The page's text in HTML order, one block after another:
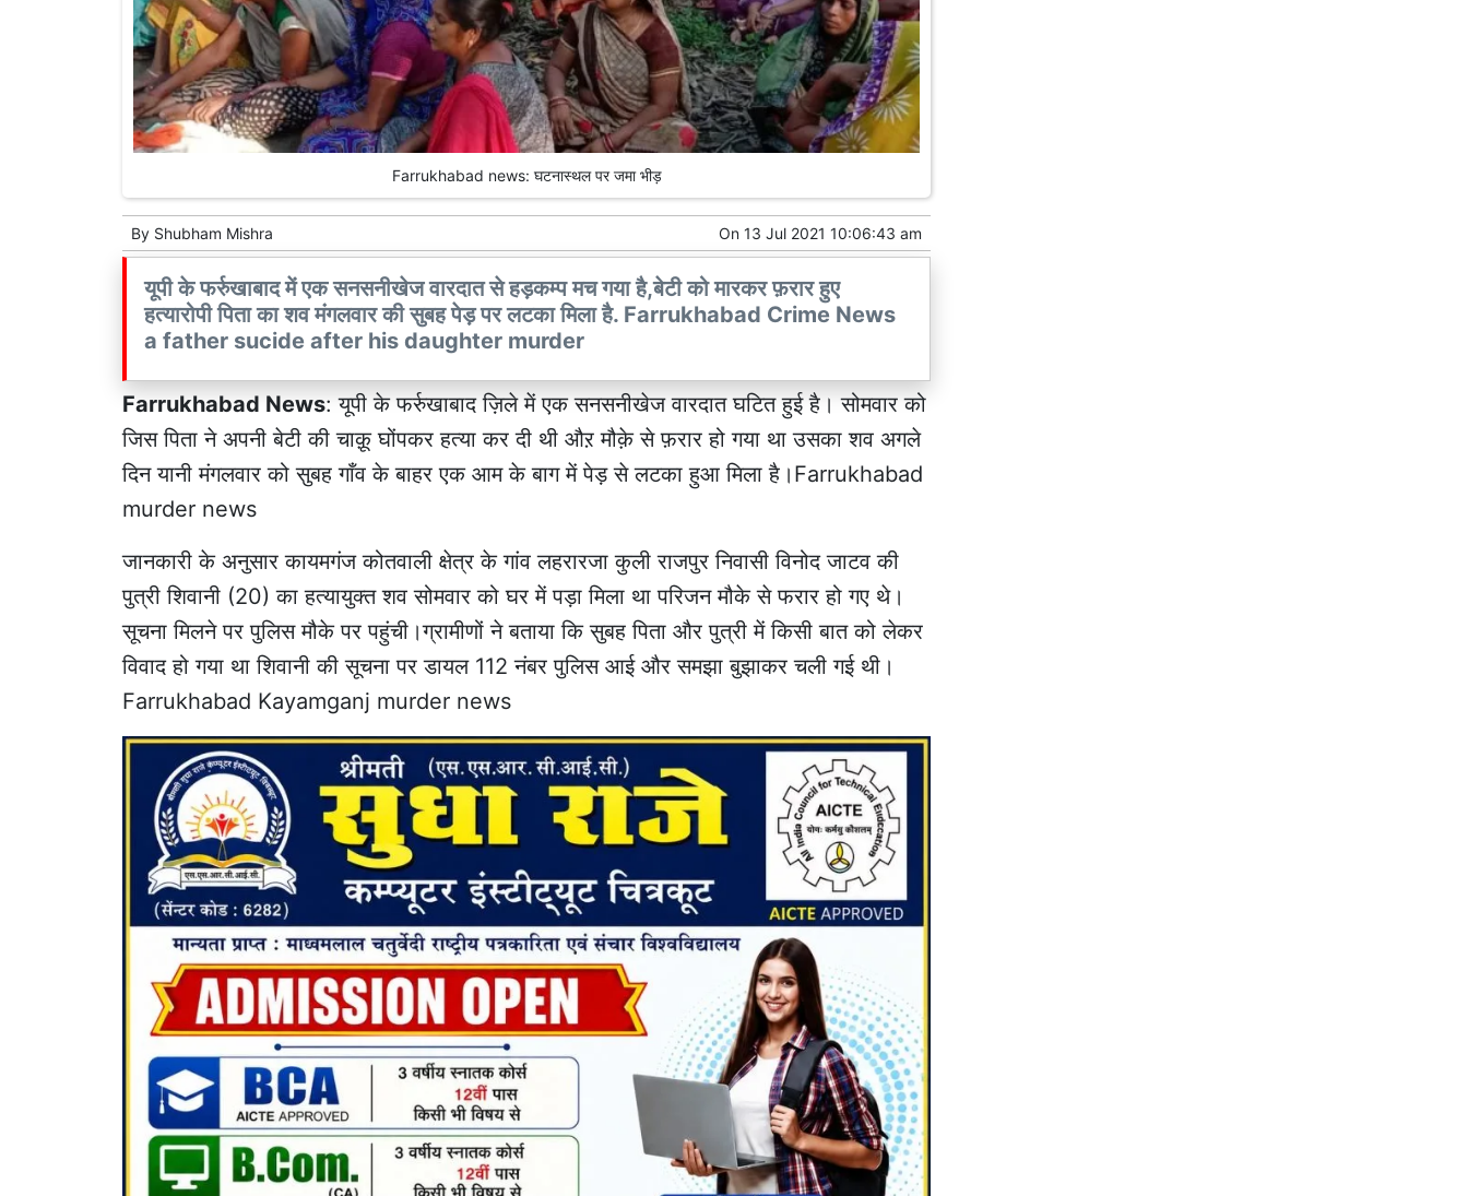
Farrukhabad news: घटनास्थल पर जमा भीड़
By Shubham Mishra On 13 Jul 2021 10:06:43 am
यूपी के फर्रुखाबाद में एक सनसनीखेज वारदात से हड़कम्प मच गया है,बेटी को मारकर फ़रार हुए
हत्यारोपी पिता का शव मंगलवार की सुबह पेड़ पर लटका मिला है. Farrukhabad Crime News
a father sucide after his daughter murder
Farrukhabad News: यूपी के फर्रुखाबाद ज़िले में एक सनसनीखेज वारदात घटित हुई है। सोमवार को
जिस पिता ने अपनी बेटी की चाक़ू घोंपकर हत्या कर दी थी औऱ मौक़े से फ़रार हो गया था उसका शव अगले
दिन यानी मंगलवार को सुबह गाँव के बाहर एक आम के बाग में पेड़ से लटका हुआ मिला है।Farrukhabad
murder news
जानकारी के अनुसार कायमगंज कोतवाली क्षेत्र के गांव लहरारजा कुली राजपुर निवासी विनोद जाटव की
पुत्री शिवानी (20) का हत्यायुक्त शव सोमवार को घर में पड़ा मिला था परिजन मौके से फरार हो गए थे।
सूचना मिलने पर पुलिस मौके पर पहुंची।ग्रामीणों ने बताया कि सुबह पिता और पुत्री में किसी बात को लेकर
विवाद हो गया था शिवानी की सूचना पर डायल 112 नंबर पुलिस आई और समझा बुझाकर चली गई थी।
Farrukhabad Kayamganj murder news